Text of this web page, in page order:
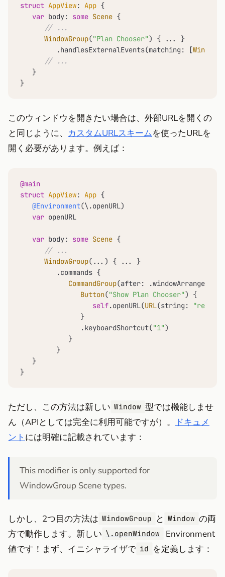
struct AppView: App {
var body: some Scene {
// ...
WindowGroup("Plan Chooser") { ...
}
         .handlesExternalEvents(matching: [
Window
// ...
   }
}
このウィンドウを開きたい場合は、外部URLを開くの
と同じように、 カスタムURLスキームを使ったURLを
開く必要があります。例えば：
@main
struct AppView: App {
@Environment(\.openURL)
var openURL
var body: some Scene {
// ...
WindowGroup( ... ) { ...
}
         .commands {
CommandGroup(after:
Button("Show Plan Chooser") {
self.openURL(URL(string:
               }
               .keyboardShortcut(
"1")
            }
         }
   }
}
ただし、この方法は新しい Window 型では機能しませ
ん（APIとしては完全に利用可能ですが）。
ドキュメ
ント には明確に記載されています：
This modifier is only supported for
WindowGroup Scene types.
しかし、2つ目の方法は WindowGroup と Window の両
方で動作します。新しい \.openWindow
Environment
値です！まず、イニシャライザで id を定義します：